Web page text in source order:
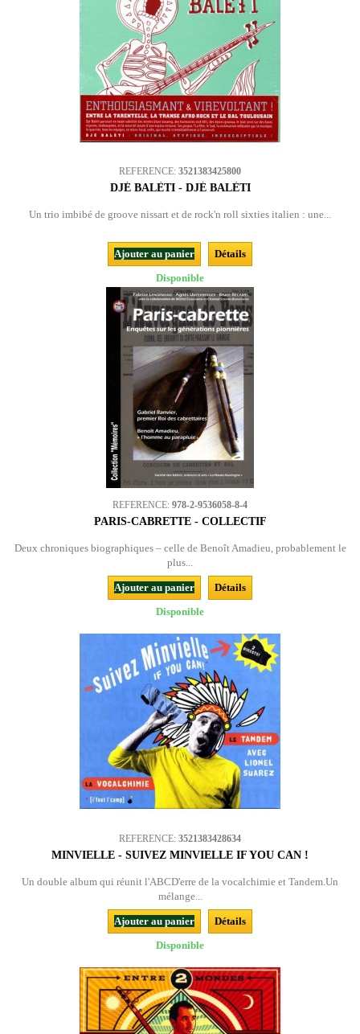
REFERENCE: 3521383425800
DJÉ BALÈTI - DJÉ BALÈTI
Un trio imbibé de groove nissart et de rock'n roll sixties italien : une...
Ajouter au panier
Détails
Disponible
REFERENCE: 978-2-9536058-8-4
PARIS-CABRETTE - COLLECTIF
Deux chroniques biographiques – celle de Benoît Amadieu, probablement le
plus...
Ajouter au panier
Détails
Disponible
REFERENCE: 3521383428634
MINVIELLE - SUIVEZ MINVIELLE IF YOU CAN !
Un double album qui réunit l'ABCD'erre de la vocalchimie et Tandem.Un
mélange...
Ajouter au panier
Détails
Disponible